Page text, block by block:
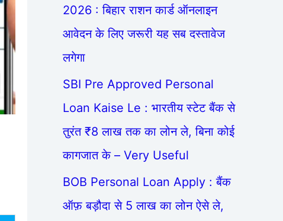
2026 : बिहार राशन कार्ड ऑनलाइन
आवेदन के लिए जरूरी यह सब दस्तावेज
लगेगा
SBI Pre Approved Personal
Loan Kaise Le : भारतीय स्टेट बैंक से
तुरंत ₹8 लाख तक का लोन ले, बिना कोई
कागजात के – Very Useful
BOB Personal Loan Apply : बैंक
ऑफ़ बड़ौदा से 5 लाख का लोन ऐसे ले,